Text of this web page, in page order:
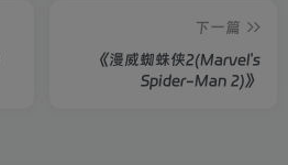
下一篇
《漫威蜘蛛侠2(Marvel's
Spider-Man 2)》